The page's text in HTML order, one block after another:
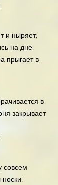
и ныряет;
на дне.
прыгает в
в
закрывает
совсем